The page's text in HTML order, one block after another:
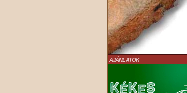
AJÁNLATOK